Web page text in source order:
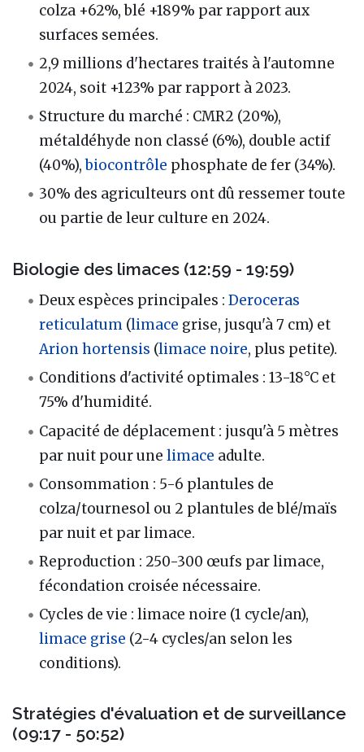
colza +62%, blé +189% par rapport aux
surfaces semées.
2,9 millions d'hectares traités à l'automne
2024, soit +123% par rapport à 2023.
Structure du marché : CMR2 (20%),
métaldéhyde non classé (6%), double actif
(40%),biocontrôle phosphate de fer (34%).
30% des agriculteurs ont dû ressemer toute
ou partie de leur culture en 2024.
Biologie des limaces (12:59 - 19:59)
Deux espèces principales :Deroceras
reticulatum (limace grise, jusqu'à 7 cm) et
Arion hortensis (limace noire, plus petite).
Conditions d'activité optimales : 13-18°C et
75% d'humidité.
Capacité de déplacement : jusqu'à 5 mètres
par nuit pour unelimace adulte.
Consommation : 5-6 plantules de
colza/tournesol ou 2 plantules de blé/maïs
par nuit et par limace.
Reproduction : 250-300 œufs par limace,
fécondation croisée nécessaire.
Cycles de vie : limace noire (1 cycle/an),
limace grise (2-4 cycles/an selon les
conditions).
Stratégies d'évaluation et de surveillance
(09:17 - 50:52)